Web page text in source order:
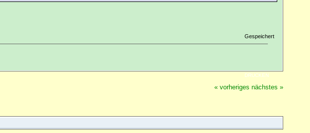
Gespeichert
DRUCKEN
« vorheriges nächstes »